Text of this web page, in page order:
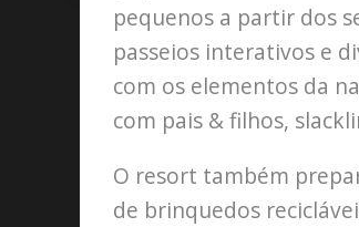
pequenos a partir dos
passeios interativos e
com os elementos da
com pais & filhos,
O resort também
de brinquedos